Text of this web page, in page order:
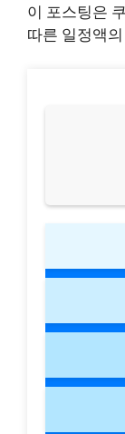
이 포스팅은
따른 일정액